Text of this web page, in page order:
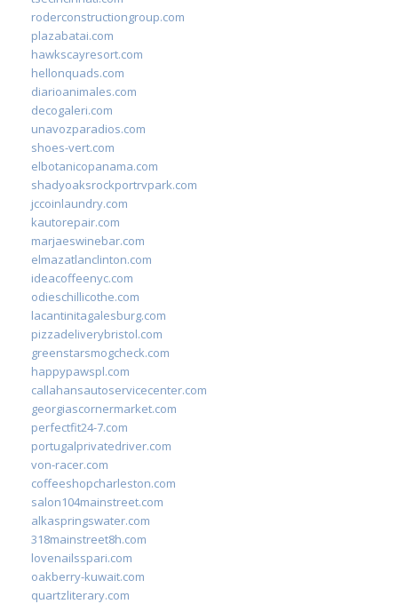
roderconstructiongroup.com
plazabatai.com
hawkscayresort.com
hellonquads.com
diarioanimales.com
decogaleri.com
unavozparadios.com
shoes-vert.com
elbotanicopanama.com
shadyoaksrockportrvpark.com
jccoinlaundry.com
kautorepair.com
marjaeswinebar.com
elmazatlanclinton.com
ideacoffeenyc.com
odieschillicothe.com
lacantinitagalesburg.com
pizzadeliverybristol.com
greenstarsmogcheck.com
happypawspl.com
callahansautoservicecenter.com
georgiascornermarket.com
perfectfit24-7.com
portugalprivatedriver.com
von-racer.com
coffeeshopcharleston.com
salon104mainstreet.com
alkaspringswater.com
318mainstreet8h.com
lovenailsspari.com
oakberry-kuwait.com
quartzliterary.com